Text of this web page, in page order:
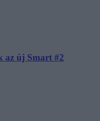
az új Smart #2